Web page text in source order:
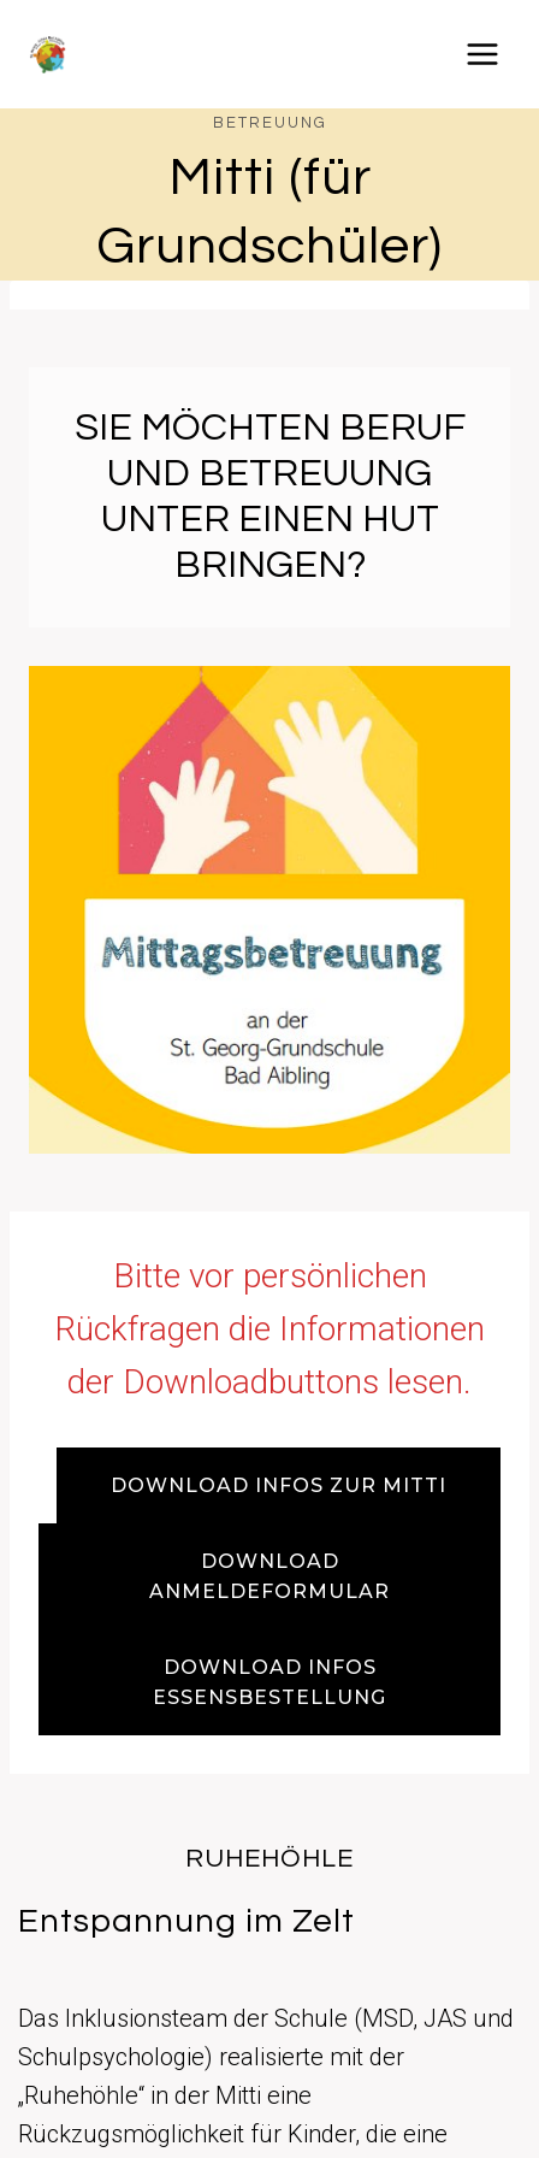
Inhalt
BETREUUNG
Mitti (für
Grundschüler)
SIE MÖCHTEN BERUF
UND BETREUUNG
UNTER EINEN HUT
BRINGEN?
Bitte vor persönlichen
Rückfragen die Informationen
der Downloadbuttons lesen.
DOWNLOAD INFOS ZUR MITTI
DOWNLOAD
ANMELDEFORMULAR
DOWNLOAD INFOS
ESSENSBESTELLUNG
RUHEHÖHLE
Entspannung im Zelt
Das Inklusionsteam der Schule (MSD, JAS und
Schulpsychologie) realisierte mit der
„Ruhehöhle“ in der Mitti eine
Rückzugsmöglichkeit für Kinder, die eine